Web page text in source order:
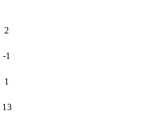
2
-1
1
13